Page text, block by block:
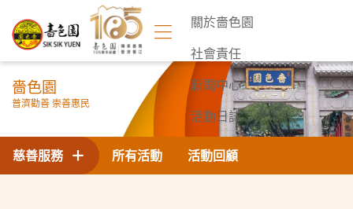
關於嗇色園
社會責任
新聞中心
活動日誌
聯絡我們
嗇色園
普濟勸善 崇善惠民
所有活動 活動回顧
慈善服務